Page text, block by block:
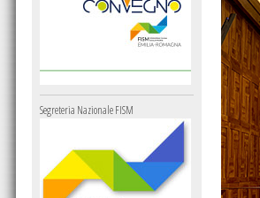
Segreteria Nazionale FISM